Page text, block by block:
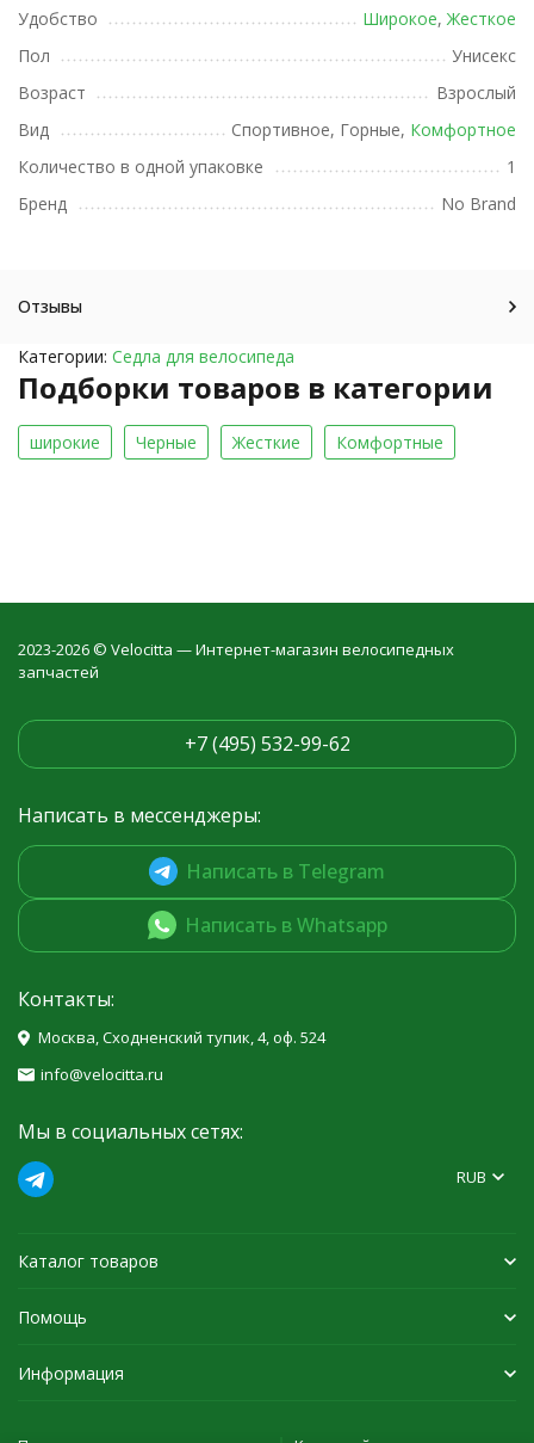
Удобство
Широкое,Жесткое
Пол
Унисекс
Возраст
Взрослый
Вид
Спортивное, Горные, Комфортное
Количество в одной упаковке
1
Бренд
No Brand
Отзывы
Категории: Седла для велосипеда
Подборки товаров в категории
широкие Черные Жесткие Комфортные
2023-2026 © Velocitta — Интернет-магазин велосипедных
запчастей
+7 (495) 532-99-62
Написать в мессенджеры:
Написать в Telegram
Написать в Whatsapp
Контакты:
Москва, Сходненский тупик, 4, оф. 524
info@velocitta.ru
Мы в социальных сетях:
RUB
Каталог товаров
Помощь
Информация